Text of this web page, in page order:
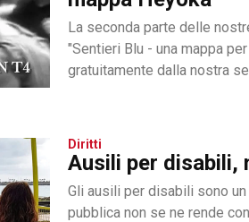
La seconda parte delle
"Sentieri Blu - una mappa
gratuitamente dalla nostra
Diritti
Ausili per disabili,
Gli ausili per disabili sono
pubblica non se ne rende